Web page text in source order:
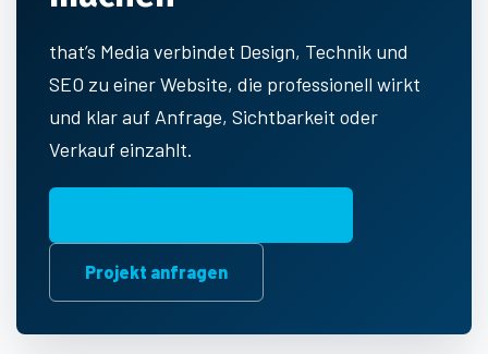
that’s Media verbindet Design, Technik und
SEO zu einer Website, die professionell wirkt
und klar auf Anfrage, Sichtbarkeit oder
Verkauf einzahlt.
Projekt anfragen